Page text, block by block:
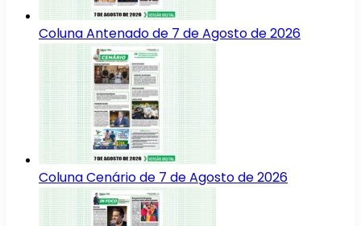
Coluna Antenado de 7 de Agosto de 2026
Coluna Cenário de 7 de Agosto de 2026